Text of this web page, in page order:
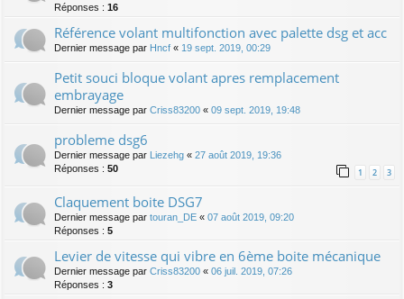
Réponses : 16
Référence volant multifonction avec palette dsg et acc
Dernier message par Hncf « 19 sept. 2019, 00:29
Petit souci bloque volant apres remplacement
embrayage
Dernier message par Criss83200 « 09 sept. 2019, 19:48
probleme dsg6
Dernier message par Liezehg « 27 août 2019, 19:36
Réponses : 50 1 2 3
Claquement boite DSG7
Dernier message par touran_DE « 07 août 2019, 09:20
Réponses : 5
Levier de vitesse qui vibre en 6ème boite mécanique
Dernier message par Criss83200 « 06 juil. 2019, 07:26
Réponses : 3